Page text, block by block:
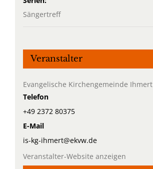
Sängertreff
Veranstalter
Evangelische Kirchengemeinde Ihmert
Telefon
+49 2372 80375
E-Mail
is-kg-ihmert@ekvw.de
Veranstalter-Website anzeigen